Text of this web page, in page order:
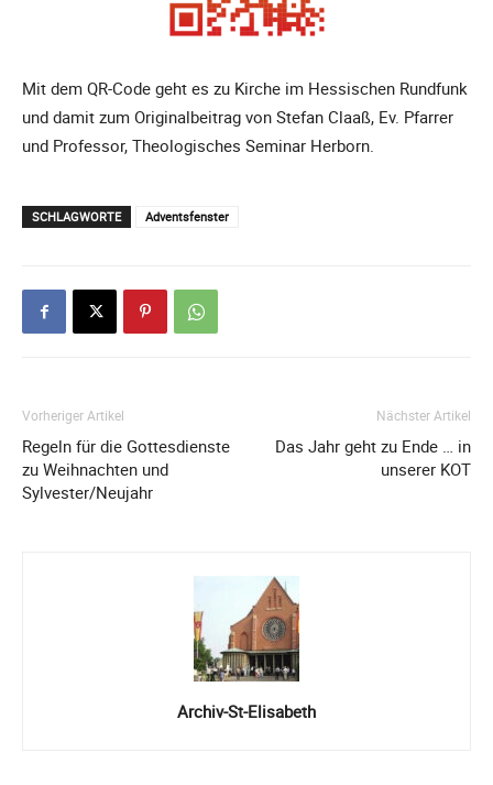
Mit dem QR-Code geht es zu Kirche im Hessischen Rundfunk
und damit zum Originalbeitrag von Stefan Claaß, Ev. Pfarrer
und Professor, Theologisches Seminar Herborn.
SCHLAGWORTE Adventsfenster
Vorheriger Artikel
Regeln für die Gottesdienste
zu Weihnachten und
Sylvester/Neujahr
Nächster Artikel
Das Jahr geht zu Ende … in
unserer KOT
Archiv-St-Elisabeth